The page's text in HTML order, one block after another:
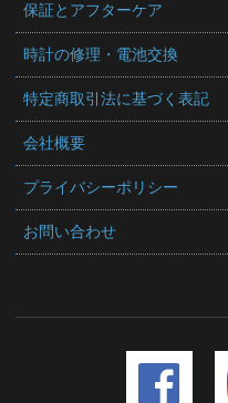
保証とアフターケア
時計の修理・電池交換
特定商取引法に基づく表記
会社概要
プライバシーポリシー
お問い合わせ